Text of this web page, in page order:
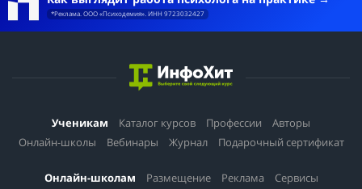
*Реклама. ООО «Психодемия». ИНН 9723032427
Ученикам Каталог курсов Профессии
Авторы
Онлайн-школы
Вебинары Журнал Подарочный сертификат
Онлайн-школам Размещение Реклама
Сервисы